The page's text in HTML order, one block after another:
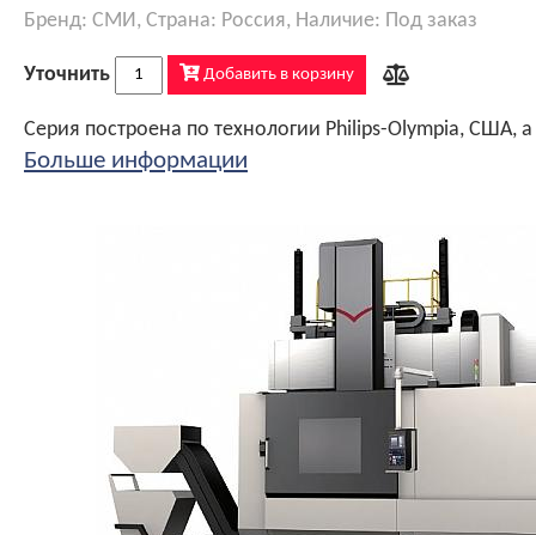
Бренд: СМИ, Страна: Россия, Наличие: Под заказ
Уточнить Добавить в корзину
Конструктивные особенности
Конструктив соответствует требованиям и разработкам в области современного станкостроения – монолитная конструкция станины и стола, а также рамная (коробчатая) конструкция, обеспечивающая непревзойденную жесткость конструкции и стабильность при высоких нагрузках, при этом высокую точность чистовых операций. Поперечная балка большого сечения с повышенной жесткостью и увеличенной шириной
Больше информации